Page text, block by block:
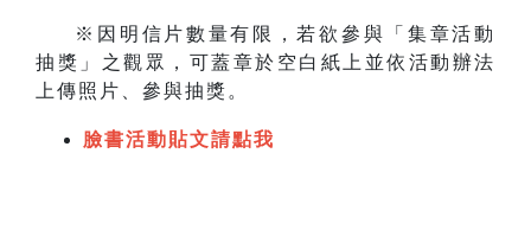
※因明信片數量有限，若欲參與「集章活動
抽獎」之觀眾，可蓋章於空白紙上並依活動辦法
上傳照片、參與抽獎。
臉書活動貼文請點我